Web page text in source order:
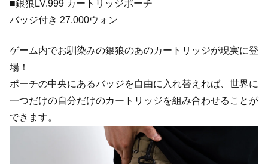
■銀狼LV.999 カートリッジポーチ
バッジ付き 27,000ウォン
ゲーム内でお馴染みの銀狼のあのカートリッジが現実に登
場！
ポーチの中央にあるバッジを自由に入れ替えれば、世界に
一つだけの自分だけのカートリッジを組み合わせることが
できます。